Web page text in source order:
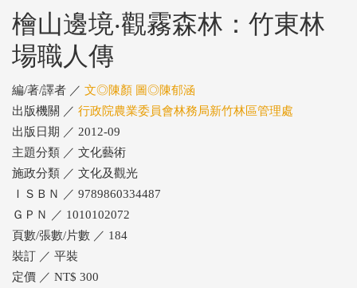
檜山邊境‧觀霧森林：竹東林
場職人傳
編/著/譯者 ／ 文◎陳顏 圖◎陳郁涵
出版機關 ／ 行政院農業委員會林務局新竹林區管理處
出版日期 ／ 2012-09
主題分類 ／ 文化藝術
施政分類 ／ 文化及觀光
ＩＳＢＮ ／ 9789860334487
ＧＰＮ ／ 1010102072
頁數/張數/片數 ／ 184
裝訂 ／ 平裝
定價 ／ NT$ 300